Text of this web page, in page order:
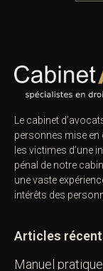
Le cabinet
personnes mise
les victimes d’une
pénal de notre
une vaste
intérêts des
Articles
Manuel